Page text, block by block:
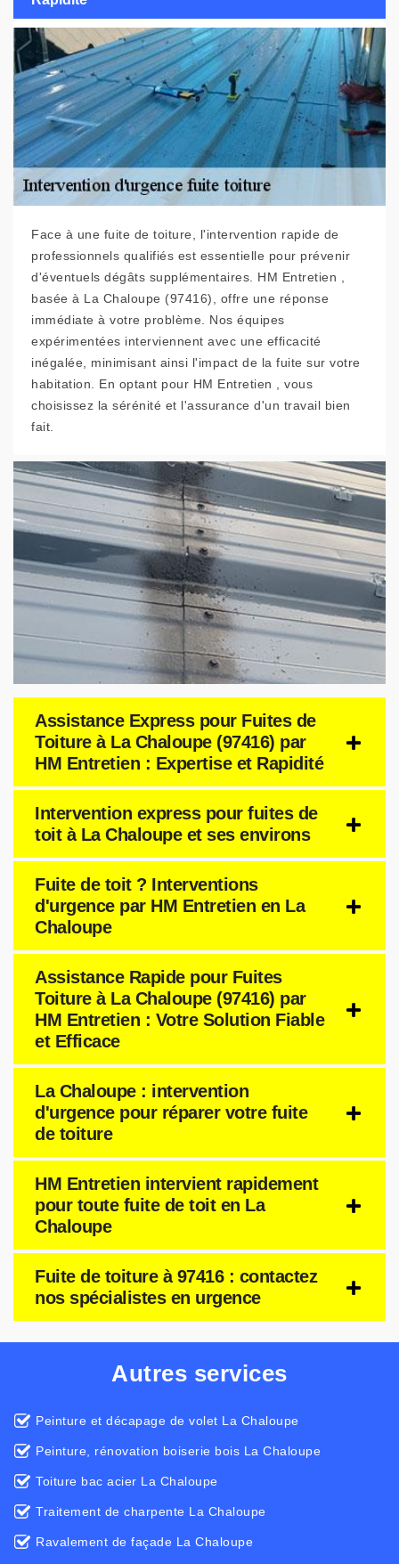
Face à une fuite de toiture, l'intervention rapide de
professionnels qualifiés est essentielle pour prévenir
d'éventuels dégâts supplémentaires. HM Entretien ,
basée à La Chaloupe (97416), offre une réponse
immédiate à votre problème. Nos équipes
expérimentées interviennent avec une efficacité
inégalée, minimisant ainsi l'impact de la fuite sur votre
habitation. En optant pour HM Entretien , vous
choisissez la sérénité et l'assurance d'un travail bien
fait.
Assistance Express pour Fuites de
Toiture à La Chaloupe (97416) par
HM Entretien : Expertise et Rapidité
Intervention express pour fuites de
toit à La Chaloupe et ses environs
Fuite de toit ? Interventions
d'urgence par HM Entretien en La
Chaloupe
Assistance Rapide pour Fuites
Toiture à La Chaloupe (97416) par
HM Entretien : Votre Solution Fiable
et Efficace
La Chaloupe : intervention
d'urgence pour réparer votre fuite
de toiture
HM Entretien intervient rapidement
pour toute fuite de toit en La
Chaloupe
Fuite de toiture à 97416 : contactez
nos spécialistes en urgence
Autres services
Peinture et décapage de volet La Chaloupe
Peinture, rénovation boiserie bois La Chaloupe
Toiture bac acier La Chaloupe
Traitement de charpente La Chaloupe
Ravalement de façade La Chaloupe